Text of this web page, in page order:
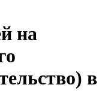
на
в